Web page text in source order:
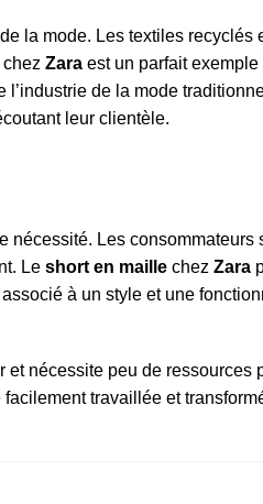
la mode. Les textiles recyclés
Zara est un parfait
de la mode
leur clientèle.
nécessité. Les
Le short en maille chez Zara
à un style et une
et nécessite peu de ressources
travaillée et